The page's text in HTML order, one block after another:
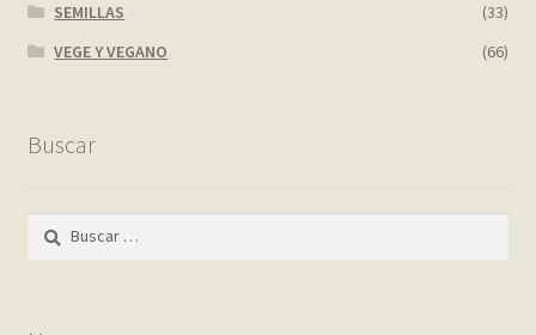
SEMILLAS
(33)
VEGE Y VEGANO
(66)
Buscar
Buscar: